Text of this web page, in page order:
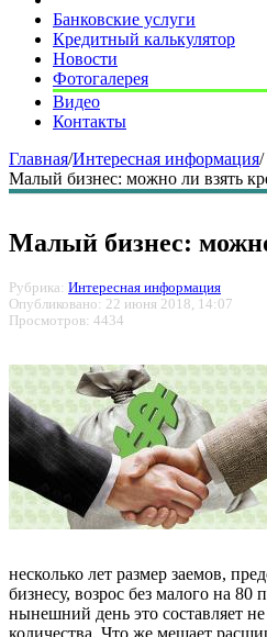
Банковские услуги
Кредитный калькулятор
Новости
Фотогалерея
Видео
Контакты
Главная/Интересная информация/
Малый бизнес: можно ли взять
Малый бизнес:
Рубрика: Интересная информация
Опубликовано: 22 июня 2018, 14:07
Просмотров: 4434
несколько лет размер заемов,
бизнесу, возрос без малого на 80
нынешний день это составляет
количества. Что же мешает